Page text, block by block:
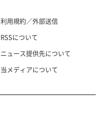
利用規約／外部送信
RSSについて
ニュース提供先について
当メディアについて